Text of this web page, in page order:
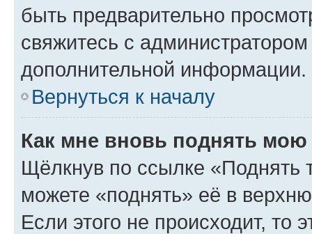
быть предварительно
свяжитесь с
дополнительной информации.
Вернуться к началу
Как мне вновь поднять мою
Щёлкнув по ссылке «Поднять
можете «поднять» её в
Если этого не происходит, то